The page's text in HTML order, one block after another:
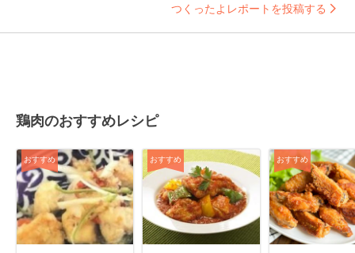
つくったよレポートを投稿する
鶏肉のおすすめレシピ
おすすめ おすすめ おすすめ